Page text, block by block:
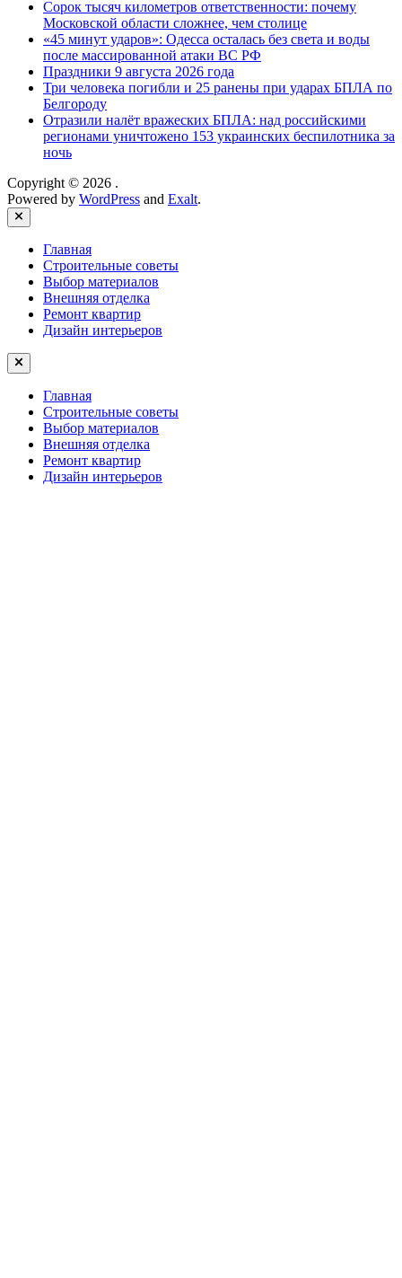
Сорок тысяч километров ответственности: почему
Московской области сложнее, чем столице
«45 минут ударов»: Одесса осталась без света и воды
после массированной атаки ВС РФ
Праздники 9 августа 2026 года
Три человека погибли и 25 ранены при ударах БПЛА по
Белгороду
Отразили налёт вражеских БПЛА: над российскими
регионами уничтожено 153 украинских беспилотника за
ночь
Copyright © 2026 .
Powered by WordPress and Exalt.
Close
Главная
Строительные советы
Выбор материалов
Внешняя отделка
Ремонт квартир
Дизайн интерьеров
Главная
Строительные советы
Выбор материалов
Внешняя отделка
Ремонт квартир
Дизайн интерьеров